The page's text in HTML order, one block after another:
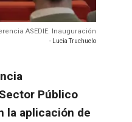
ASEDIE. Inauguración
- Lucia Truchuelo
Público
la aplicación de